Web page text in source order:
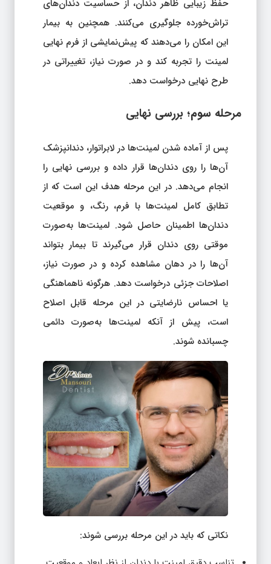
حفظ زیبایی ظاهر دندان، از حساسیت دندان‌های
تراش‌خورده جلوگیری می‌کنند. همچنین به بیمار
این امکان را می‌دهند که پیش‌نمایشی از فرم نهایی
لمینت را تجربه کند و در صورت نیاز، تغییراتی در
طرح نهایی درخواست دهد.
مرحله سوم؛ بررسی نهایی
پس از آماده شدن لمینت‌ها در لابراتوار، دندانپزشک
آن‌ها را روی دندان‌ها قرار داده و بررسی نهایی را
انجام می‌دهد. در این مرحله هدف این است که از
تطابق کامل لمینت‌ها با فرم، رنگ، و موقعیت
دندان‌ها اطمینان حاصل شود. لمینت‌ها به‌صورت
موقتی روی دندان قرار می‌گیرند تا بیمار بتواند
آن‌ها را در دهان مشاهده کرده و در صورت نیاز،
اصلاحات جزئی درخواست دهد. هرگونه ناهماهنگی
یا احساس نارضایتی در این مرحله قابل اصلاح
است، پیش از آنکه لمینت‌ها به‌صورت دائمی
چسبانده شوند.
نکاتی که باید در این مرحله بررسی شوند: